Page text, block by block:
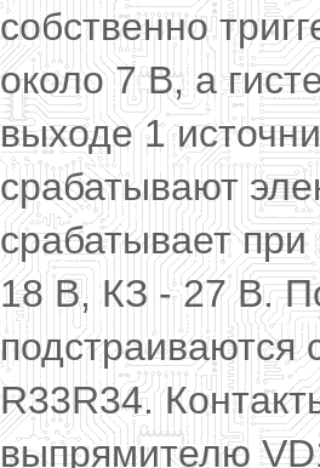
собственно
около 7 В, а
выходе 1
срабатывают
срабатывает
18 В, КЗ - 27 В.
R33R34.
выпрямителю